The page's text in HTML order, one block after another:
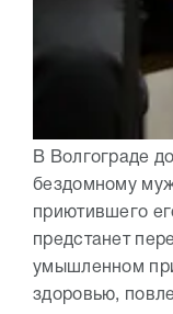
В Волгограде
бездомному
приютившего
предстанет
умышленном
здоровью,